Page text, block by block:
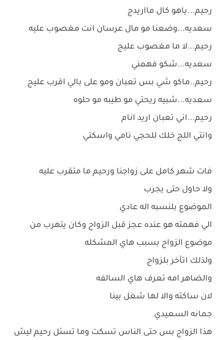
رحيم...ياهو كال مااريدج
سعديه...وضعنا مو مال عرسان انت مغصوب عليه
رحيم...لا ما مغصوب عليج
سعديه...شكو فهمني
رحيم..ماكو شي بس تعبان ومو على بالي اقرب عليج
سعديه...شبيه ريحتي مو طيبه مو حلوه
رحيم...اني تعبان اريد انام
وانتي اللج خلك للحجي نامي واسكتي
فات شهر كامل على زواجنا ورحيم ما متقرب عليه
ولا حاول حتى يجرب
الموضوع بلنسبه اله عادي
الي فهمته هو عنده عجز قبل الزواج وكان يتهرب من
موضوع الزواج بسبب هاي المشكله
ولذلك اتأخر بلزواج
والضاهر امه تعرف هاي السالفه
لان ساكته والا لها شغل بينا
جمانه السعيدي
هذا الزواج بس حتى الناس تسكت وما تسئل رحيم ليش